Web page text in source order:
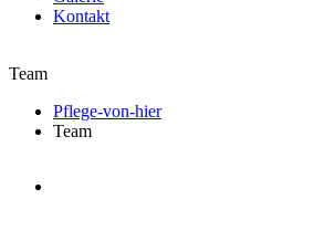
Kontakt
Team
Pflege-von-hier
Team